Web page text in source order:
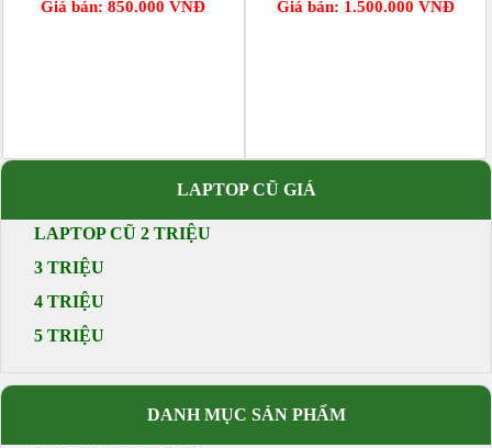
Giá bán: 850.000 VNĐ
Giá bán: 1.500.000 VNĐ
LAPTOP CŨ GIÁ
LAPTOP CŨ 2 TRIỆU
3 TRIỆU
4 TRIỆU
5 TRIỆU
DANH MỤC SẢN PHẨM